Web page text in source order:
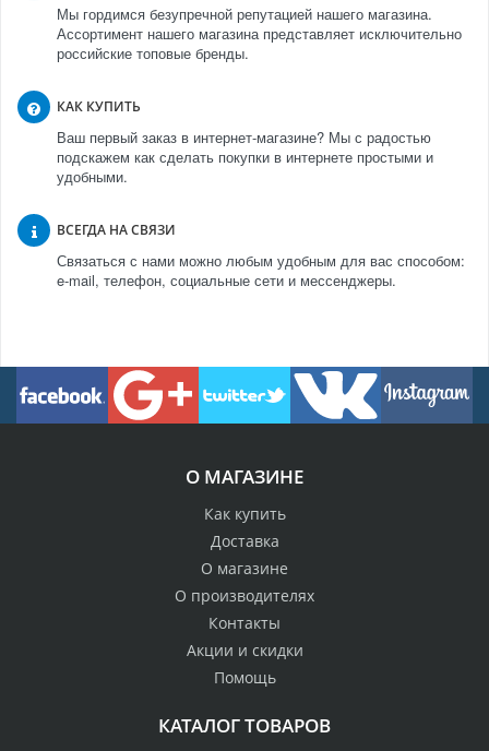
Мы гордимся безупречной репутацией нашего магазина.
Ассортимент нашего магазина представляет исключительно
российские топовые бренды.
КАК КУПИТЬ
Ваш первый заказ в интернет-магазине? Мы с радостью
подскажем как сделать покупки в интернете простыми и
удобными.
ВСЕГДА НА СВЯЗИ
Связаться с нами можно любым удобным для вас способом:
e-mail, телефон, социальные сети и мессенджеры.
О МАГАЗИНЕ
Как купить
Доставка
О магазине
О производителях
Контакты
Акции и скидки
Помощь
КАТАЛОГ ТОВАРОВ